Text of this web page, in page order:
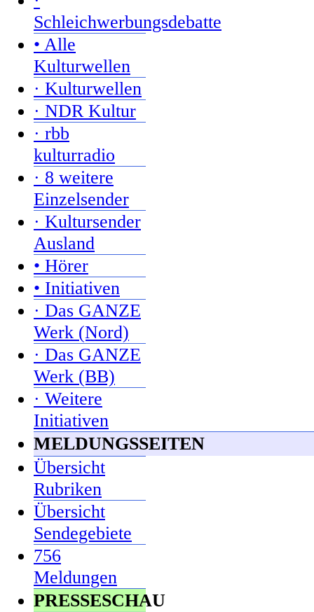
Schleichwerbungsdebatte
• Alle
Kulturwellen
· Kulturwellen
· NDR Kultur
· rbb
kulturradio
· 8 weitere
Einzelsender
· Kultursender
Ausland
• Hörer
• Initiativen
· Das GANZE
Werk (Nord)
· Das GANZE
Werk (BB)
· Weitere
Initiativen
MELDUNGSSEITEN
Übersicht
Rubriken
Übersicht
Sendegebiete
756
Meldungen
PRESSESCHAU